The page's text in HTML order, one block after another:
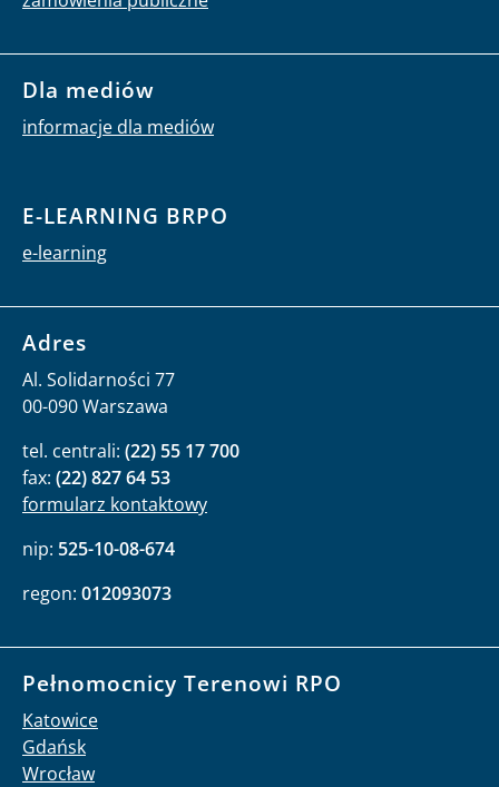
Dla mediów
informacje dla mediów
E-LEARNING BRPO
e-learning
Adres
Al. Solidarności 77
00-090 Warszawa
tel. centrali: (22) 55 17 700
fax: (22) 827 64 53
formularz kontaktowy
nip: 525-10-08-674
regon: 012093073
Pełnomocnicy Terenowi RPO
Katowice
Gdańsk
Wrocław